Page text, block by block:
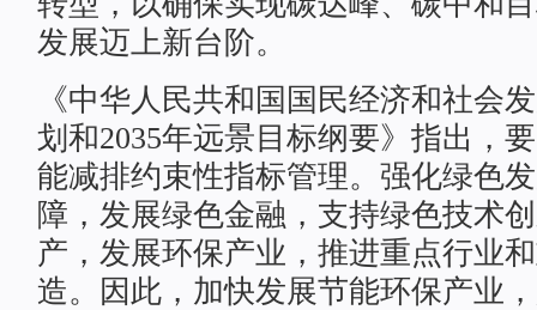
发展迈上新台阶。
《中华人民共和国国民经济和社会
划和2035年远景目标纲要》指出，
能减排约束性指标管理。强化绿色
障，发展绿色金融，支持绿色技术
产，发展环保产业，推进重点行业
造。因此，加快发展节能环保产业